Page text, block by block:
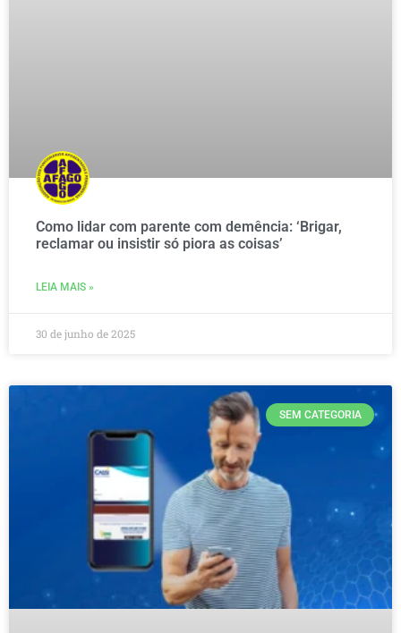
Como lidar com parente com demência: ‘Brigar,
reclamar ou insistir só piora as coisas’
LEIA MAIS »
30 de junho de 2025
SEM CATEGORIA